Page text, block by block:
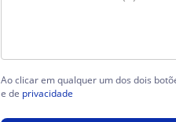
Ao clicar em qualquer um dos dois
e de privacidade